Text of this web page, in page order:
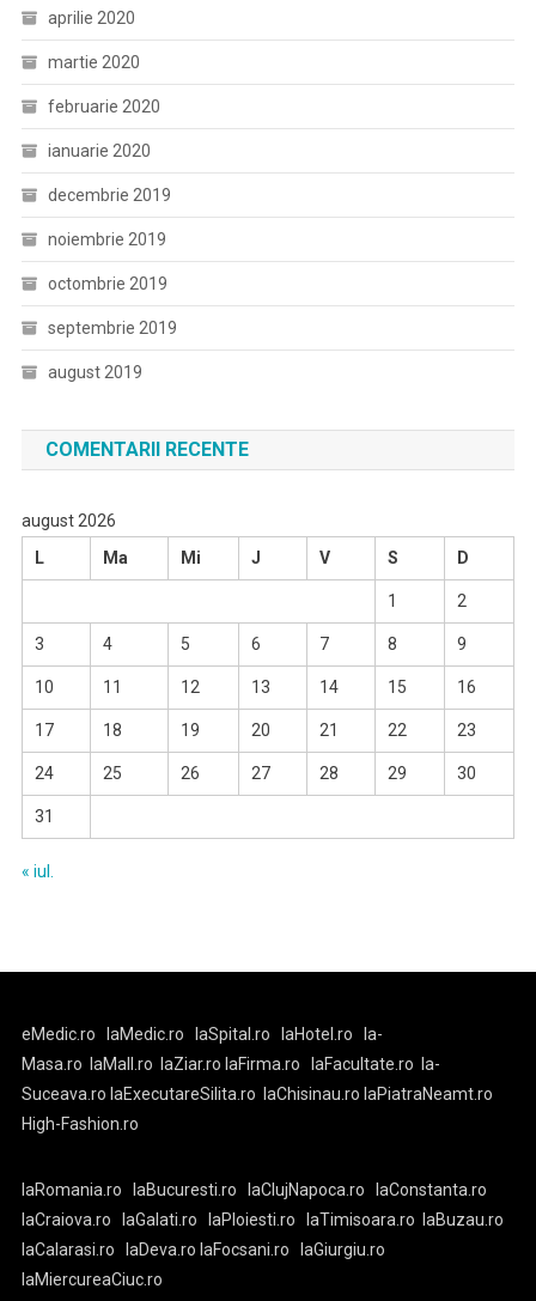
aprilie 2020
martie 2020
februarie 2020
ianuarie 2020
decembrie 2019
noiembrie 2019
octombrie 2019
septembrie 2019
august 2019
COMENTARII RECENTE
august 2026
L
Ma Mi J V S D
1 2
3 4 5 6 7 8 9
10 11 12 13 14 15 16
17 18 19 20 21 22 23
24 25 26 27 28 29 30
31
« iul.
eMedic.ro laMedic.ro laSpital.ro laHotel.ro
la-
Masa.ro
laMall.ro laZiar.ro laFirma.ro laFacultate.ro
la-
Suceava.ro laExecutareSilita.ro laChisinau.ro laPiatraNeamt.ro
High-Fashion.ro
laRomania.ro laBucuresti.ro laClujNapoca.ro
laConstanta.ro
laCraiova.ro
laGalati.ro laPloiesti.ro laTimisoara.ro
laBuzau.ro
laCalarasi.ro
laDeva.ro laFocsani.ro
laGiurgiu.ro
laMiercureaCiuc.ro